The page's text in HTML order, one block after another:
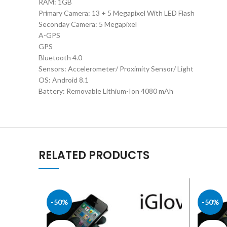
RAM: 1GB
Primary Camera: 13 + 5 Megapixel With LED Flash
Seconday Camera: 5 Megapixel
A-GPS
GPS
Bluetooth 4.0
Sensors: Accelerometer/ Proximity Sensor/ Light
OS: Android 8.1
Battery: Removable Lithium-Ion 4080 mAh
RELATED PRODUCTS
-50% -50%